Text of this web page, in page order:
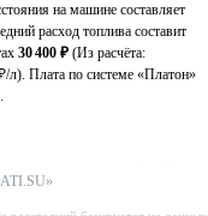
на машине составляет
расход топлива составит
30 400 ₽ (Из расчёта:
л). Плата по системе «Платон»
.